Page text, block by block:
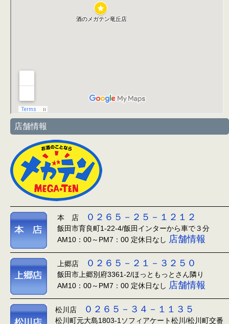
店舗情報
本 店 ０２６５－２５－１２１２
飯田市育良町1-22-4/飯田インターから車で３分
AM10：00～PM7：00 定休日なし 店舗情報
上郷店 ０２６５－２１－３２５０
飯田市上郷別府3361-2/ほっともっとさん隣り
AM10：00～PM7：00 定休日なし 店舗情報
松川店 ０２６５－３４－１１３５
松川町元大島1803-1ソフィアケート松川/松川町交番